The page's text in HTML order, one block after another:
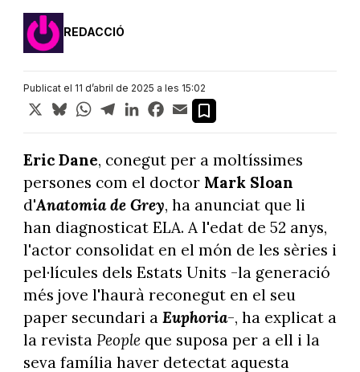
REDACCIÓ
Publicat el 11 d’abril de 2025 a les 15:02
X BlueskyWhatsApp
TelegramLinkedInFacebook
Email
Eric Dane, conegut per a moltíssimes
persones com el doctor Mark Sloan
d'Anatomia de Grey, ha anunciat que li
han diagnosticat ELA. A l'edat de 52 anys,
l'actor consolidat en el món de les sèries i
pel·lícules dels Estats Units -la generació
més jove l'haurà reconegut en el seu
paper secundari a Euphoria-, ha explicat a
la revista Peopleque suposa per a ell i la
seva família haver detectat aquesta